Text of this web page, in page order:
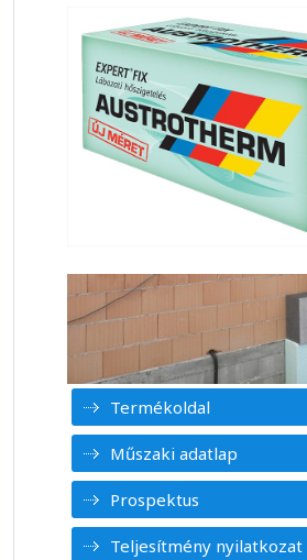
Termékoldal
Műszaki adatlap
Prospektus
Teljesítmény nyilatkozat